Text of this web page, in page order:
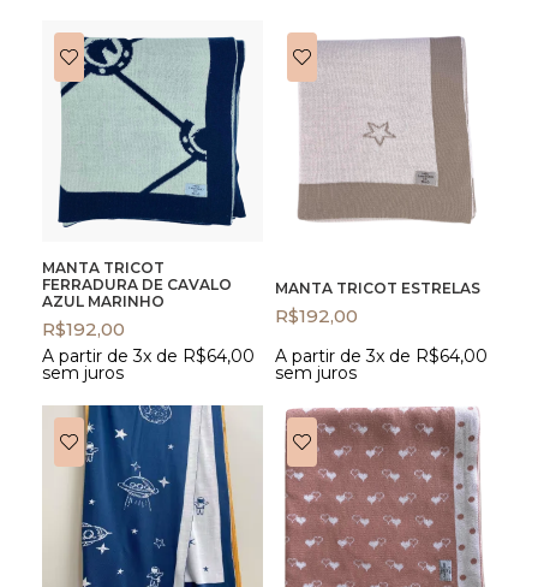
MANTA TRICOT
FERRADURA DE CAVALO
AZUL MARINHO
R$192,00
A partir de 3x de R$64,00
sem juros
MANTA TRICOT ESTRELAS
R$192,00
A partir de 3x de R$64,00
sem juros